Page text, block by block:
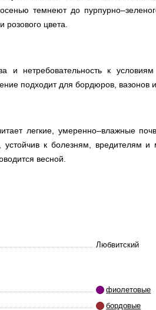
темнеют до
цвета.
и нетребовательность к
подходит для бордюров, вазонов
легкие, умеренно–влажные
устойчив к болезням, вредителям
весной.
Любвитский
фиолетовые
бордовые